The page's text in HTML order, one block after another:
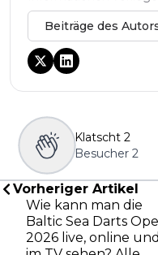
Beiträge des
Klatscht 2
Besucher 2
Vorheriger Artikel
Wie kann man die
Baltic Sea Darts
2026 live, online und